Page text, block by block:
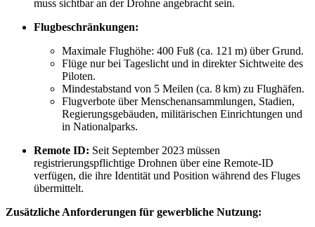
muss sichtbar an der Drohne angebracht sein.
Flugbeschränkungen:
Maximale Flughöhe: 400 Fuß (ca. 121 m) über Grund.
Flüge nur bei Tageslicht und in direkter Sichtweite des
Piloten.
Mindestabstand von 5 Meilen (ca. 8 km) zu Flughäfen.
Flugverbote über Menschenansammlungen, Stadien,
Regierungsgebäuden, militärischen Einrichtungen und
in Nationalparks.
Remote ID: Seit September 2023 müssen
registrierungspflichtige Drohnen über eine Remote-ID
verfügen, die ihre Identität und Position während des Fluges
übermittelt.
Zusätzliche Anforderungen für gewerbliche Nutzung: